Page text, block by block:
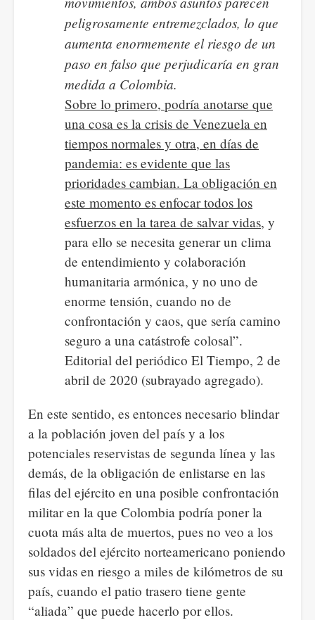
peligrosamente entremezclados, lo que
aumenta enormemente el riesgo de un
paso en falso que perjudicaría en gran
medida a Colombia.
Sobre lo primero, podría anotarse que
una cosa es la crisis de Venezuela en
tiempos normales y otra, en días de
pandemia: es evidente que las
prioridades cambian. La obligación en
este momento es enfocar todos los
esfuerzos en la tarea de salvar vidas, y
para ello se necesita generar un clima
de entendimiento y colaboración
humanitaria armónica, y no uno de
enorme tensión, cuando no de
confrontación y caos, que sería camino
seguro a una catástrofe colosal”.
Editorial del periódico El Tiempo, 2 de
abril de 2020 (subrayado agregado).
En este sentido, es entonces necesario blindar
a la población joven del país y a los
potenciales reservistas de segunda línea y las
demás, de la obligación de enlistarse en las
filas del ejército en una posible confrontación
militar en la que Colombia podría poner la
cuota más alta de muertos, pues no veo a los
soldados del ejército norteamericano poniendo
sus vidas en riesgo a miles de kilómetros de su
país, cuando el patio trasero tiene gente
“aliada” que puede hacerlo por ellos.